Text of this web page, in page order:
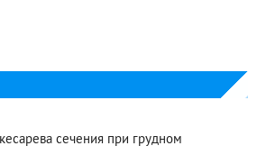
сечения при грудном